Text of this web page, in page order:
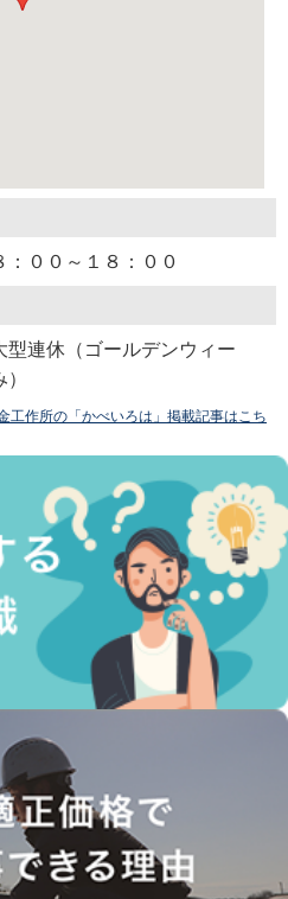
００～１８：００
型連休（ゴールデンウィー
工作所の「かべいろは」掲載記事はこち